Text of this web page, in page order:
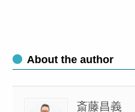
About the author
斎藤昌義